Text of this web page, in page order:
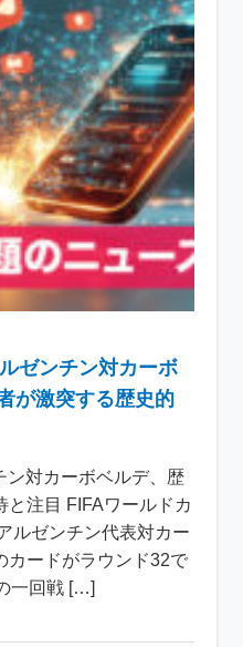
ゼンチン対カーボ
が激突する歴史的
ン対カーボベルデ、歴
と注目 FIFAワールドカ
ルゼンチン代表対カー
カードがラウンド32で
一回戦 […]